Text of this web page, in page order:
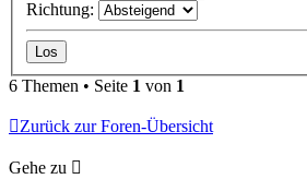
Richtung:
6 Themen • Seite 1 von 1
Zurück zur Foren-Übersicht
Gehe zu